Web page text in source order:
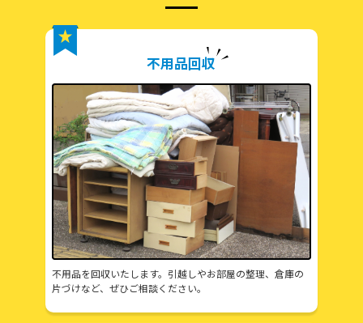
不用品回収
不用品を回収いたします。引越しやお部屋の整理、倉庫の
片づけなど、ぜひご相談ください。